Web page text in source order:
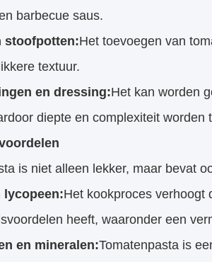
barbecue saus.
stoofpotten:Het toevoegen van
textuur.
en dressing:Het kan worden
diepte en complexiteit worden
is niet alleen lekker, maar bevat
lycopeen:Het kookproces verhoogt
heeft, waaronder een
en mineralen:Tomatenpasta is